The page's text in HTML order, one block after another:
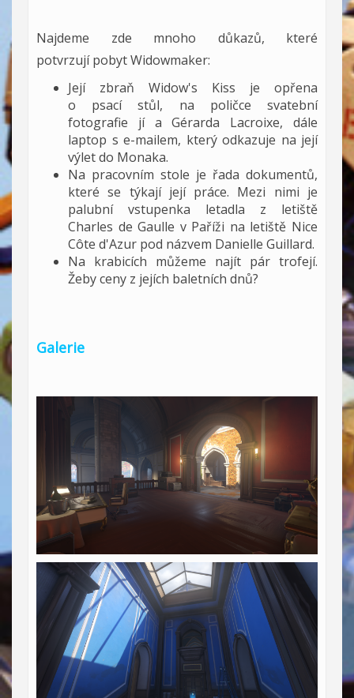
Najdeme zde mnoho důkazů, které
potvrzují pobyt Widowmaker:
Její zbraň Widow's Kiss je opřena
o psací stůl, na poličce svatební
fotografie jí a Gérarda Lacroixe, dále
laptop s e-mailem, který odkazuje na její
výlet do Monaka.
Na pracovním stole je řada dokumentů,
které se týkají její práce. Mezi nimi je
palubní vstupenka letadla z letiště
Charles de Gaulle v Paříži na letiště Nice
Côte d'Azur pod názvem Danielle Guillard.
Na krabicích můžeme najít pár trofejí.
Žeby ceny z jejích baletních dnů?
Galerie